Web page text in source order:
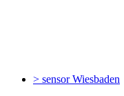
> sensorWiesbaden